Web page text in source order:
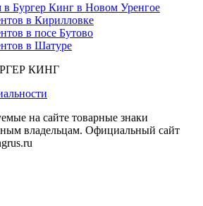
в Бургер Кинг в Новом Уренгое
в Кирилловке
в посе Бутово
в Шатуре
КИНГ
на сайте товарные знаки
владельцам. Официальный сайт